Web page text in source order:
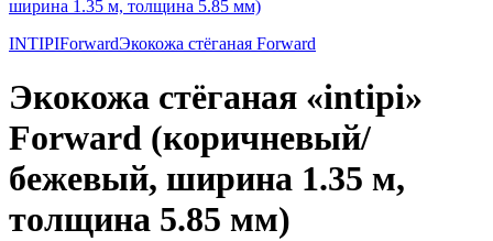
INTIPIForwardЭкокожа стёганая Forward
Экокожа стёганая «intipi»
Forward (коричневый/
бежевый, ширина 1.35 м,
толщина 5.85 мм)